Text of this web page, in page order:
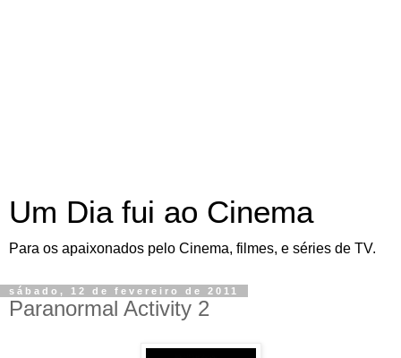
Um Dia fui ao Cinema
Para os apaixonados pelo Cinema, filmes, e séries de TV.
sábado, 12 de fevereiro de 2011
Paranormal Activity 2